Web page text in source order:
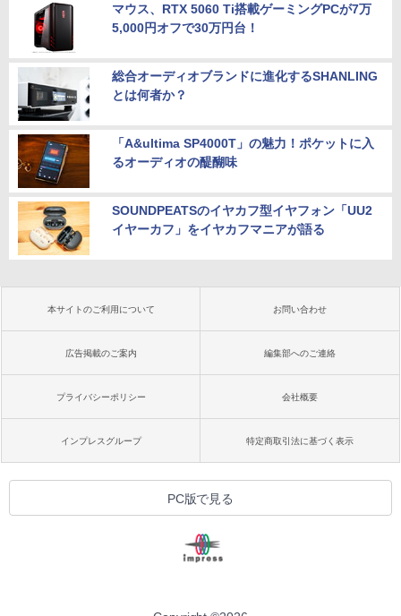
マウス、RTX 5060 Ti搭載ゲーミングPCが7万
5,000円オフで30万円台！
総合オーディオブランドに進化するSHANLING
とは何者か？
「A&ultima SP4000T」の魅力！ポケットに入
るオーディオの醍醐味
SOUNDPEATSのイヤカフ型イヤフォン「UU2
イヤーカフ」をイヤカフマニアが語る
本サイトのご利用について お問い合わせ
広告掲載のご案内 編集部へのご連絡
プライバシーポリシー 会社概要
インプレスグループ 特定商取引法に基づく表示
PC版で見る